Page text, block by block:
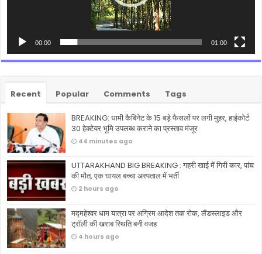
00:00 01:00
Recent Popular Comments Tags
BREAKING: धामी कैबिनेट के 15 बड़े फैसलों पर लगी मुहर, हाईकोर्ट
30 हेक्टेयर भूमि उपलब्ध कराने का प्रस्ताव मंजूर
44 minutes ago
UTTARAKHAND BIG BREAKING : गहरी खाई में गिरी कार, पांच
की मौत, एक घायल बच्चा अस्पताल में भर्ती
2 hours ago
मद्महेश्वर धाम यात्रा पर अग्रिम आदेश तक रोक, लैंडस्लाइड और
ट्रॉली की खराब स्थिति बनी वजह
4 hours ago